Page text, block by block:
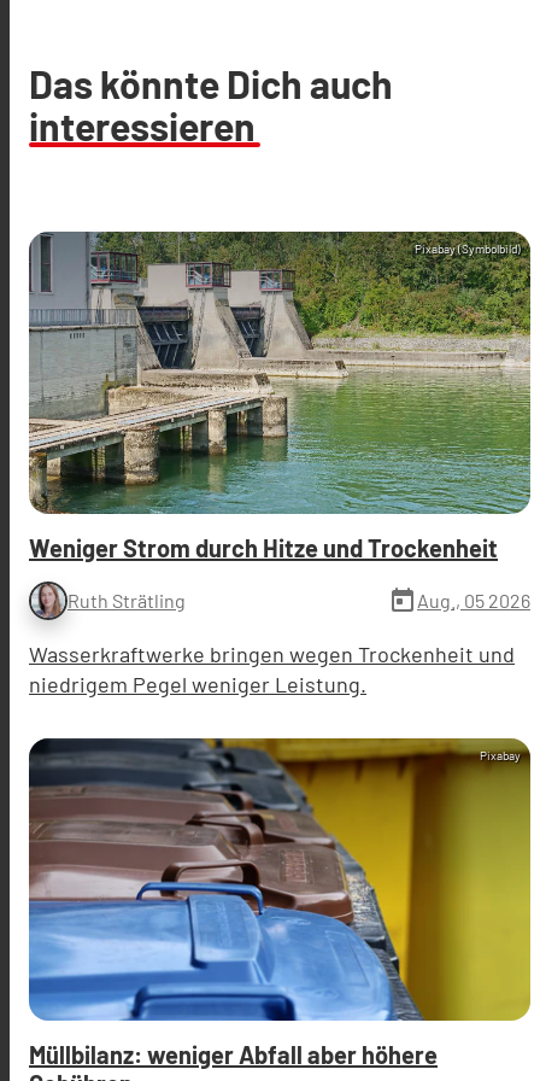
Das könnte Dich auch
interessieren
Pixabay (Symbolbild)
Weniger Strom durch Hitze und Trockenheit
Ruth Strätling today Aug., 05 2026
Wasserkraftwerke bringen wegen Trockenheit und
niedrigem Pegel weniger Leistung.
Pixabay
Müllbilanz: weniger Abfall aber höhere